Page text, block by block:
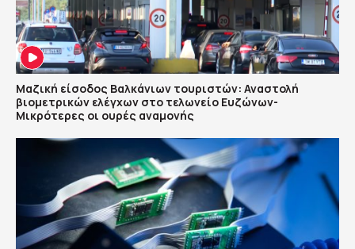
Μαζική είσοδος Βαλκάνιων τουριστών: Αναστολή
βιομετρικών ελέγχων στο τελωνείο Ευζώνων-
Μικρότερες οι ουρές αναμονής